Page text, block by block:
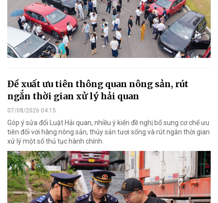
Đề xuất ưu tiên thông quan nông sản, rút
ngắn thời gian xử lý hải quan
07/08/2026 04:15
Góp ý sửa đổi Luật Hải quan, nhiều ý kiến đề nghị bổ sung cơ chế ưu
tiên đối với hàng nông sản, thủy sản tươi sống và rút ngắn thời gian
xử lý một số thủ tục hành chính.